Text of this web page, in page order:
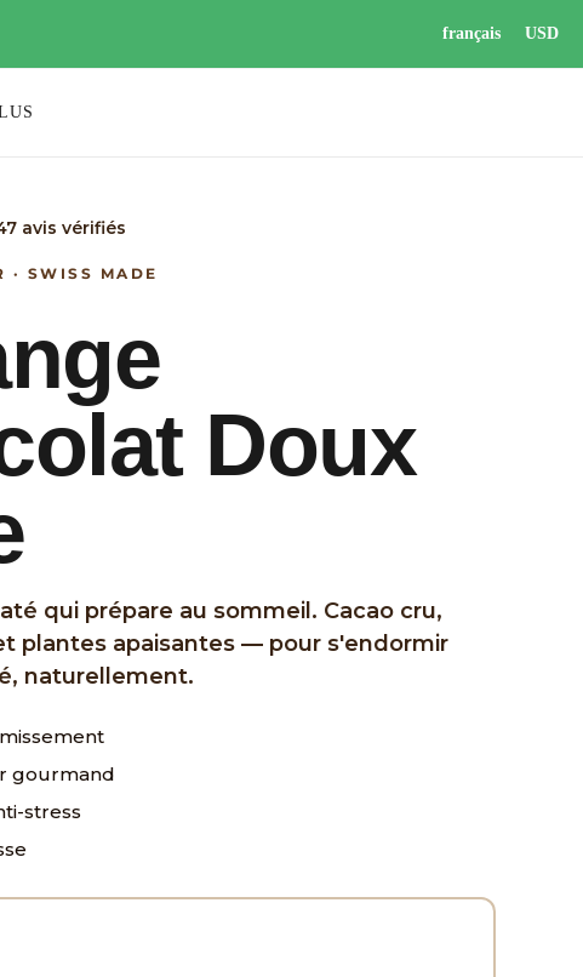
français USD
avis vérifiés
· SWISS MADE
Doux
qui prépare au sommeil. Cacao cru,
plantes apaisantes — pour s'endormir
naturellement.
gourmand
stress